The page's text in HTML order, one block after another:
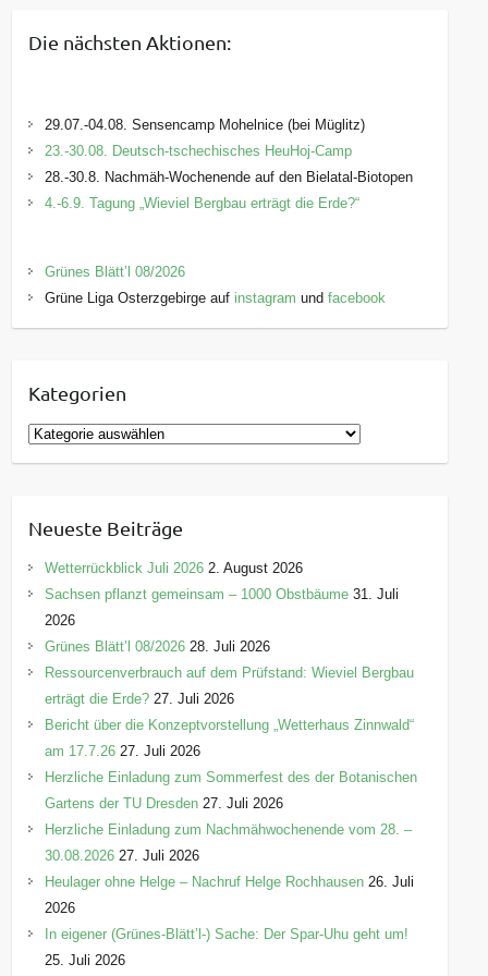
Die nächsten Aktionen:
29.07.-04.08. Sensencamp Mohelnice (bei Müglitz)
23.-30.08. Deutsch-tschechisches HeuHoj-Camp
28.-30.8. Nachmäh-Wochenende auf den Bielatal-Biotopen
4.-6.9. Tagung „Wieviel Bergbau erträgt die Erde?“
Grünes Blätt’l 08/2026
Grüne Liga Osterzgebirge auf instagram undfacebook
Kategorien
K
a
g
o
r
e
n
Neueste Beiträge
Wetterrückblick Juli 2026 2. August 2026
Sachsen pflanzt gemeinsam – 1000 Obstbäume 31. Juli
2026
Grünes Blätt’l 08/2026 28. Juli 2026
Ressourcenverbrauch auf dem Prüfstand: Wieviel Bergbau
erträgt die Erde? 27. Juli 2026
Bericht über die Konzeptvorstellung „Wetterhaus Zinnwald“
am 17.7.26 27. Juli 2026
Herzliche Einladung zum Sommerfest des der Botanischen
Gartens der TU Dresden 27. Juli 2026
Herzliche Einladung zum Nachmähwochenende vom 28. –
30.08.2026 27. Juli 2026
Heulager ohne Helge – Nachruf Helge Rochhausen 26. Juli
2026
In eigener (Grünes-Blätt’l-) Sache: Der Spar-Uhu geht um!
25. Juli 2026